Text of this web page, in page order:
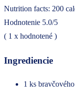
Nutrition facts: 200
Hodnotenie 5.0/5
( 1 x hodnotené )
Ingrediencie
1 ks